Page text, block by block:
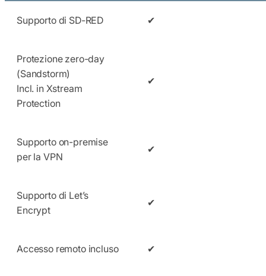
Supporto di SD-RED ✔
Protezione zero-day
(Sandstorm)
Incl. in Xstream
Protection
✔
Supporto on-premise
per la VPN
✔
Supporto di Let’s
Encrypt
✔
Accesso remoto incluso ✔